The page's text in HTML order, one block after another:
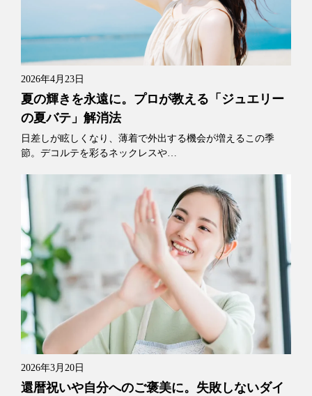
2026年4月23日
夏の輝きを永遠に。プロが教える「ジュエリー
の夏バテ」解消法
日差しが眩しくなり、薄着で外出する機会が増えるこの季
節。デコルテを彩るネックレスや…
2026年3月20日
還暦祝いや自分へのご褒美に。失敗しないダイ